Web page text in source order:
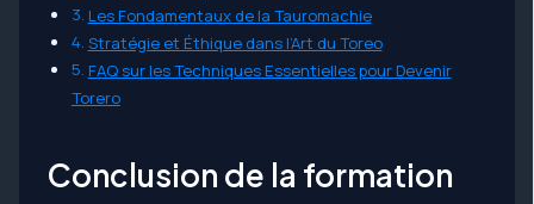
Les Fondamentaux de la Tauromachie
Stratégie et Éthique dans l’Art du Toreo
FAQ sur les Techniques Essentielles pour Devenir
Torero
Conclusion de la formation